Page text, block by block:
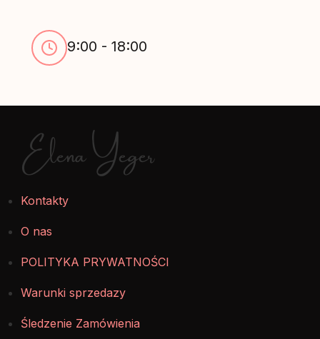
9:00 - 18:00
Elena Yeger
Kontakty
O nas
POLITYKA PRYWATNOŚCI
Warunki sprzedazy
Śledzenie Zamówienia